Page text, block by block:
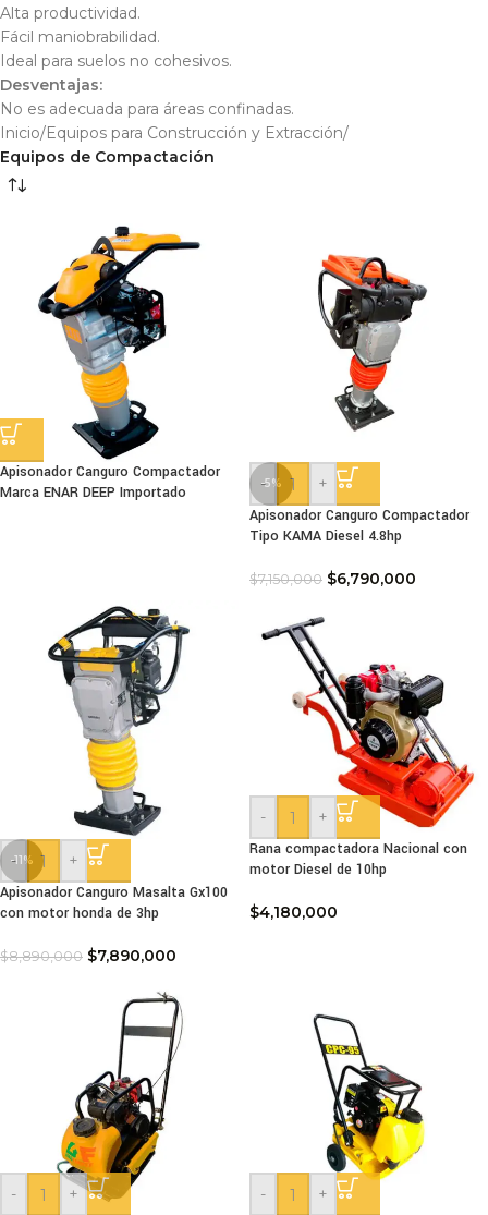
Alta productividad.
Fácil maniobrabilidad.
Ideal para suelos no cohesivos.
Desventajas:
No es adecuada para áreas confinadas.
Inicio/Equipos para Construcción y Extracción/
Equipos de Compactación
Apisonador Canguro Compactador
Marca ENAR DEEP Importado
-5%
-
+
Apisonador Canguro Compactador
Tipo KAMA Diesel 4.8hp
$7,150,000 $6,790,000
-11%
-
+
Apisonador Canguro Masalta Gx100
con motor honda de 3hp
$8,890,000 $7,890,000
-
+
Rana compactadora Nacional con
motor Diesel de 10hp
$4,180,000
-
+
-
+